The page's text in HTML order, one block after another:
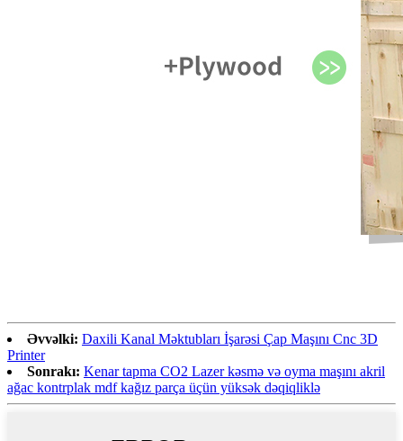
Əvvəlki: Daxili Kanal Məktubları İşarəsi Çap Maşını Cnc 3D
Printer
Sonrakı: Kenar tapma CO2 Lazer kəsmə və oyma maşını akril
ağac kontrplak mdf kağız parça üçün yüksək dəqiqliklə